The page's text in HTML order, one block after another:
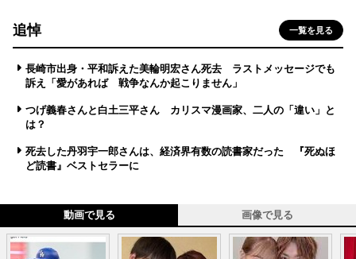
追悼 一覧を見る
長崎市出身・平和訴えた美輪明宏さん死去 ラストメッセージでも
訴え「愛があれば 戦争なんか起こりません」
つげ義春さんと白土三平さん カリスマ漫画家、二人の「違い」と
は？
死去した丹羽宇一郎さんは、経済界有数の読書家だった 『死ぬほ
ど読書』ベストセラーに
動画で見る 画像で見る